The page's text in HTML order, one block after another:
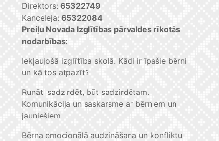
Direktors: 65322749
Kanceleja: 65322084
Preiļu Novada Izglītības pārvaldes rīkotās
nodarbības:
Iekļaujošā izglītība skolā. Kādi ir īpašie bērni
un kā tos atpazīt?
Runāt, sadzirdēt, būt sadzirdētam.
Komunikācija un saskarsme ar bērniem un
jauniešiem.
Bērna emocionālā audzināšana un konfliktu